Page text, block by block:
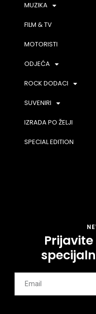
MUZIKA
FILM & TV
MOTORISTI
ODJEĆA
ROCK DODACI
SUVENIRI
IZRADA PO ŽELJI
SPECIAL EDITION